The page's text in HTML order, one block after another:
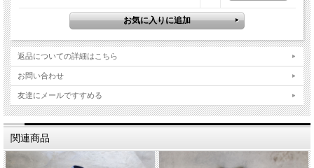
MODEL/175cm/62kg/サイズFreeSize(78-80)着用
MODEL着用アイテム
OUTER/DESCENTE ddd /BASEBALL CARDIGAN
SHIRTS/CURLY/ CLOUDY L/S SHIRTS Panel Stripe
BOTTMS/DEAD STOCK MILITARY /DUTCH ARMY FIELD CARGO PANTS KNIFE
POCKET
SHOES/REPRODUCTION OF FOUND / 1700L/ GERMAN TRAINER
返品についての詳細はこちら
お問い合わせ
友達にメールですすめる
関連商品